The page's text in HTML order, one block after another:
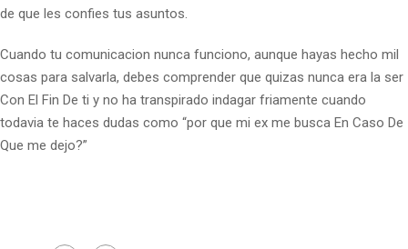
de que les confies tus asuntos.
Cuando tu comunicacion nunca funciono, aunque hayas hecho mil
cosas para salvarla, debes comprender que quizas nunca era la ser
Con El Fin De ti y no ha transpirado indagar friamente cuando
todavia te haces dudas como “por que mi ex me busca En Caso De
Que me dejo?”